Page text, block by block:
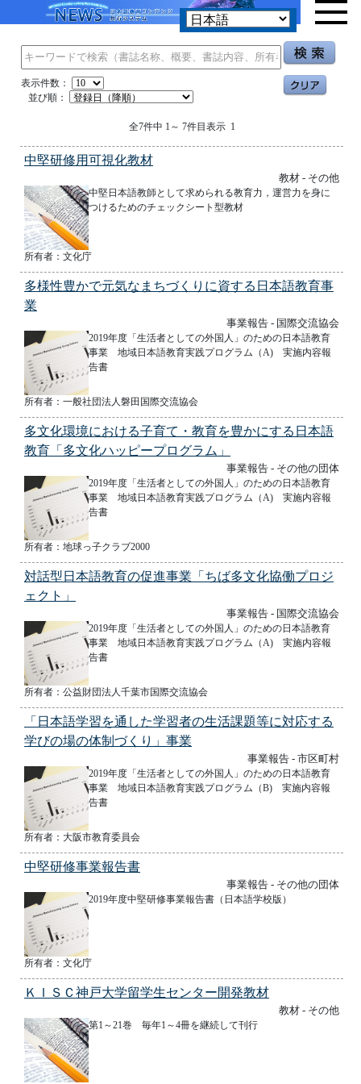
表示件数：
並び順：
全7件中 1～ 7件目表示 1
中堅研修用可視化教材
教材 - その他
中堅日本語教師として求められる教育力，運営力を身に
つけるためのチェックシート型教材
所有者：文化庁
多様性豊かで元気なまちづくりに資する日本語教育事
業
事業報告 - 国際交流協会
2019年度「生活者としての外国人」のための日本語教育
事業 地域日本語教育実践プログラム（A) 実施内容報
告書
所有者：一般社団法人磐田国際交流協会
多文化環境における子育て・教育を豊かにする日本語
教育「多文化ハッピープログラム」
事業報告 - その他の団体
2019年度「生活者としての外国人」のための日本語教育
事業 地域日本語教育実践プログラム（A) 実施内容報
告書
所有者：地球っ子クラブ2000
対話型日本語教育の促進事業「ちば多文化協働プロジ
ェクト」
事業報告 - 国際交流協会
2019年度「生活者としての外国人」のための日本語教育
事業 地域日本語教育実践プログラム（A) 実施内容報
告書
所有者：公益財団法人千葉市国際交流協会
「日本語学習を通した学習者の生活課題等に対応する
学びの場の体制づくり」事業
事業報告 - 市区町村
2019年度「生活者としての外国人」のための日本語教育
事業 地域日本語教育実践プログラム（B) 実施内容報
告書
所有者：大阪市教育委員会
中堅研修事業報告書
事業報告 - その他の団体
2019年度中堅研修事業報告書（日本語学校版）
所有者：文化庁
ＫＩＳＣ神戸大学留学生センター開発教材
教材 - その他
第1～21巻 毎年1～4冊を継続して刊行